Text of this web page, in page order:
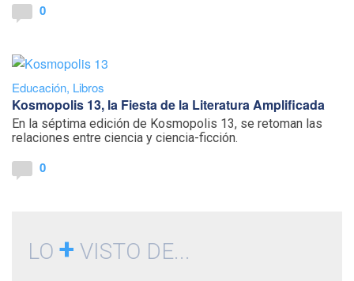
0
Educación, Libros
Kosmopolis 13, la Fiesta de la Literatura Amplificada
En la séptima edición de Kosmopolis 13, se retoman las
relaciones entre ciencia y ciencia-ficción.
0
LO + VISTO DE...